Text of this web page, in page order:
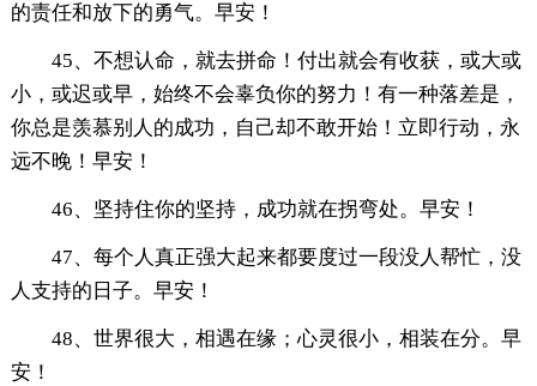
的责任和放下的勇气。早安！
45、不想认命，就去拼命！付出就会有收获，或大或
小，或迟或早，始终不会辜负你的努力！有一种落差是，
你总是羡慕别人的成功，自己却不敢开始！立即行动，永
远不晚！早安！
46、坚持住你的坚持，成功就在拐弯处。早安！
47、每个人真正强大起来都要度过一段没人帮忙，没
人支持的日子。早安！
48、世界很大，相遇在缘；心灵很小，相装在分。早
安！